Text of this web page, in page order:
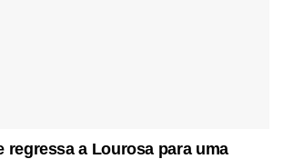
regressa a Lourosa para uma